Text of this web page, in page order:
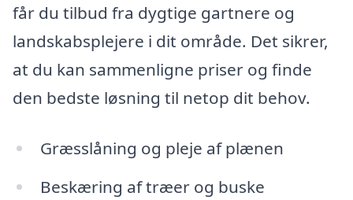
får du tilbud fra dygtige gartnere og
landskabsplejere i dit område. Det sikrer,
at du kan sammenligne priser og finde
den bedste løsning til netop dit behov.
Græsslåning og pleje af plænen
Beskæring af træer og buske